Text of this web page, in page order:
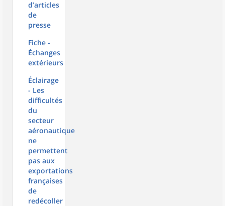
d’articles
de
presse
Fiche -
Échanges
extérieurs
Éclairage
- Les
difficultés
du
secteur
aéronautique
ne
permettent
pas aux
exportations
françaises
de
redécoller